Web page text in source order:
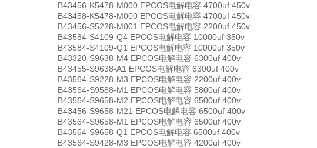
B43456-K5478-M000 EPCOS电解电容 4700uf 450v
B43458-K5478-M000 EPCOS电解电容 4700uf 450v
B43456-S5228-M001 EPCOS电解电容 2200uf 450v
B43584-S4109-Q4 EPCOS电解电容 10000uf 350v
B43584-S4109-Q1 EPCOS电解电容 10000uf 350v
B43320-S9638-M4 EPCOS电解电容 6300uf 400v
B43455-S9638-A1 EPCOS电解电容 6300uf 400v
B43564-S9228-M3 EPCOS电解电容 2200uf 400v
B43564-S9588-M1 EPCOS电解电容 5800uf 400v
B43564-S9658-M2 EPCOS电解电容 6500uf 400v
B43456-S9658-M21 EPCOS电解电容 6500uf 400v
B43564-S9658-M1 EPCOS电解电容 6500uf 400v
B43564-S9658-Q1 EPCOS电解电容 6500uf 400v
B43564-S9428-M3 EPCOS电解电容 4200uf 400v